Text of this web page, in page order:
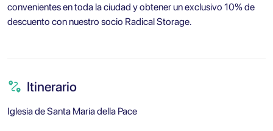
convenientes en toda la ciudad y obtener un exclusivo 10% de
descuento con nuestro socio Radical Storage.
Itinerario
Iglesia de Santa Maria della Pace